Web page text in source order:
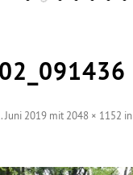
Juni 2019 mit 2048 × 1152 in